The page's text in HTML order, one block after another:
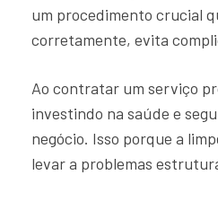
um procedimento crucial
corretamente, evita
Ao contratar um serviço
investindo na saúde e
negócio. Isso porque a
levar a problemas